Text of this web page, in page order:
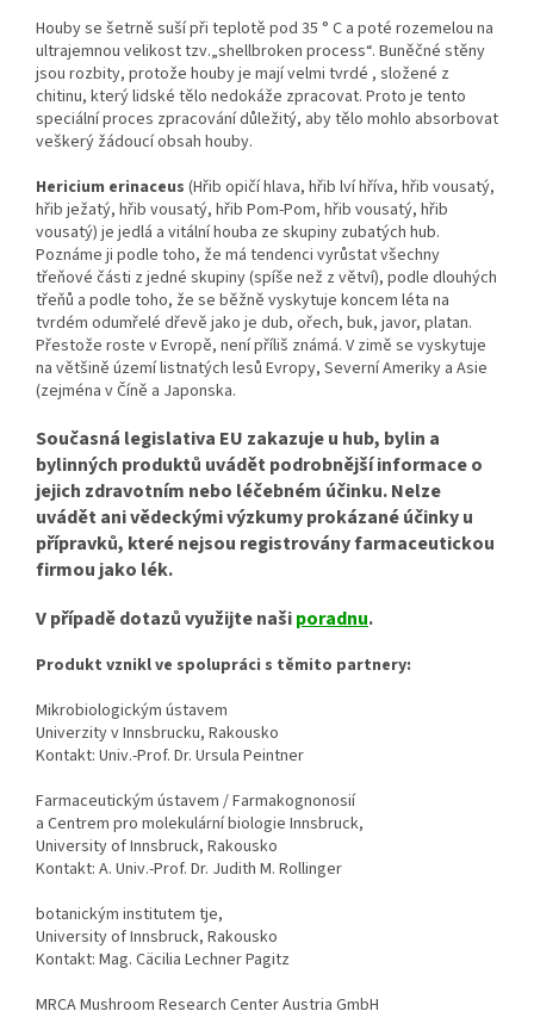
Houby se šetrně suší při teplotě pod 35 ° C a poté rozemelou na
ultrajemnou velikost tzv.„shellbroken process“. Buněčné stěny
jsou rozbity, protože houby je mají velmi tvrdé , složené z
chitinu, který lidské tělo nedokáže zpracovat. Proto je tento
speciální proces zpracování důležitý, aby tělo mohlo absorbovat
veškerý žádoucí obsah houby.
Hericium erinaceus (Hřib opičí hlava, hřib lví hříva, hřib vousatý,
hřib ježatý, hřib vousatý, hřib Pom-Pom, hřib vousatý, hřib
vousatý) je jedlá a vitální houba ze skupiny zubatých hub.
Poznáme ji podle toho, že má tendenci vyrůstat všechny
třeňové části z jedné skupiny (spíše než z větví), podle dlouhých
třeňů a podle toho, že se běžně vyskytuje koncem léta na
tvrdém odumřelé dřevě jako je dub, ořech, buk, javor, platan.
Přestože roste v Evropě, není příliš známá. V zimě se vyskytuje
na většině území listnatých lesů Evropy, Severní Ameriky a Asie
(zejména v Číně a Japonska.
Současná legislativa EU zakazuje u hub, bylin a
bylinných produktů uvádět podrobnější informace o
jejich zdravotním nebo léčebném účinku. Nelze
uvádět ani vědeckými výzkumy prokázané účinky u
přípravků, které nejsou registrovány farmaceutickou
firmou jako lék.
V případě dotazů využijte našiporadnu.
Produkt vznikl ve spolupráci s těmito partnery:
Mikrobiologickým ústavem
Univerzity v Innsbrucku, Rakousko
Kontakt: Univ.-Prof. Dr. Ursula Peintner
Farmaceutickým ústavem / Farmakognonosií
a Centrem pro molekulární biologie Innsbruck,
University of Innsbruck, Rakousko
Kontakt: A. Univ.-Prof. Dr. Judith M. Rollinger
botanickým institutem tje,
University of Innsbruck, Rakousko
Kontakt: Mag. Cäcilia Lechner Pagitz
MRCA Mushroom Research Center Austria GmbH